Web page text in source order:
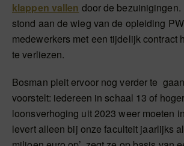
klappen vallen door de
stond aan de wieg van de opleiding
medewerkers met een tijdelijk contract
te verliezen.
Bosman pleit ervoor nog verder te
voorstelt: iedereen in schaal 13 of
loonsverhoging uit 2023 weer moeten
levert alleen bij onze faculteit jaarlijks